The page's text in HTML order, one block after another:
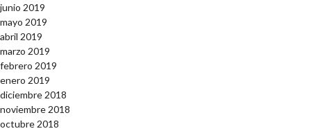
junio 2019
mayo 2019
abril 2019
marzo 2019
febrero 2019
enero 2019
diciembre 2018
noviembre 2018
octubre 2018